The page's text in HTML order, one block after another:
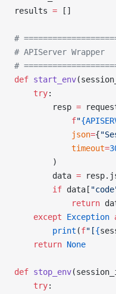
results = []
#
# APIServer Wrapper
#
def start_env
    try
:
        resp
=
            f
"
            json
={
            timeout
=
        )
        data
=
        if
data[
            return
    except
Exception
        print
(f"[{
    return
None
def stop_env
    try
: